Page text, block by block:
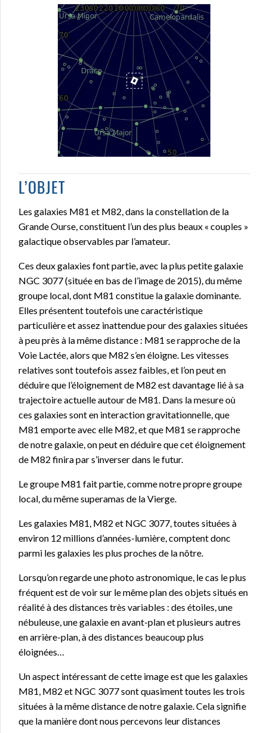
L’OBJET
Les galaxies M81 et M82, dans la constellation de la
Grande Ourse, constituent l’un des plus beaux « couples »
galactique observables par l’amateur.
Ces deux galaxies font partie, avec la plus petite galaxie
NGC 3077 (située en bas de l’image de 2015), du même
groupe local, dont M81 constitue la galaxie dominante.
Elles présentent toutefois une caractéristique
particulière et assez inattendue pour des galaxies situées
à peu près à la même distance : M81 se rapproche de la
Voie Lactée, alors que M82 s’en éloigne. Les vitesses
relatives sont toutefois assez faibles, et l’on peut en
déduire que l’éloignement de M82 est davantage lié à sa
trajectoire actuelle autour de M81. Dans la mesure où
ces galaxies sont en interaction gravitationnelle, que
M81 emporte avec elle M82, et que M81 se rapproche
de notre galaxie, on peut en déduire que cet éloignement
de M82 finira par s’inverser dans le futur.
Le groupe M81 fait partie, comme notre propre groupe
local, du même superamas de la Vierge.
Les galaxies M81, M82 et NGC 3077, toutes situées à
environ 12 millions d’années-lumière, comptent donc
parmi les galaxies les plus proches de la nôtre.
Lorsqu’on regarde une photo astronomique, le cas le plus
fréquent est de voir sur le même plan des objets situés en
réalité à des distances très variables : des étoiles, une
nébuleuse, une galaxie en avant-plan et plusieurs autres
en arrière-plan, à des distances beaucoup plus
éloignées…
Un aspect intéressant de cette image est que les galaxies
M81, M82 et NGC 3077 sont quasiment toutes les trois
situées à la même distance de notre galaxie. Cela signifie
que la manière dont nous percevons leur distances